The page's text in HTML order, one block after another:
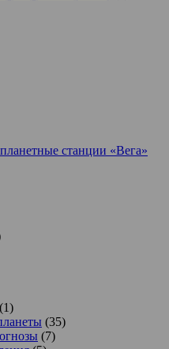
станции «Вега»
(1)
(35)
(7)